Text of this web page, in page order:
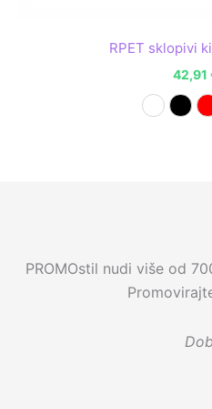
RPET sklopivi
42,91
BijelaCrna
PROMOstil nudi više od